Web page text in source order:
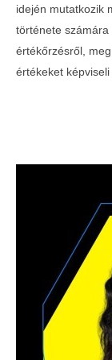
idején mutatkozik
története
értékőrzésről,
értékeket